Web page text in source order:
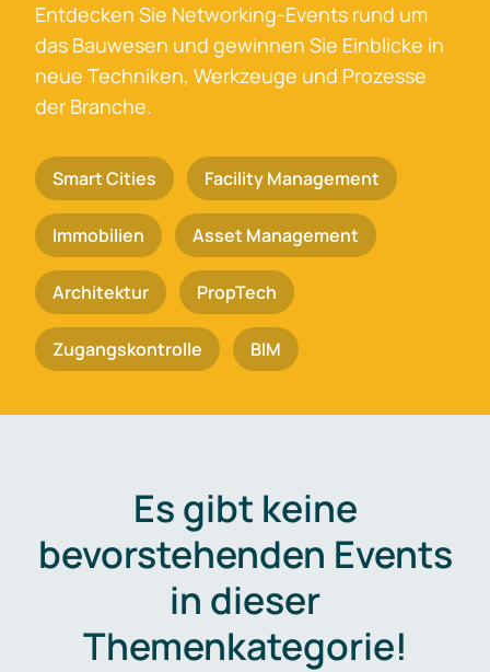
Entdecken Sie Networking-Events rund um
das Bauwesen und gewinnen Sie Einblicke in
neue Techniken, Werkzeuge und Prozesse
der Branche.
Smart Cities Facility Management
Immobilien Asset Management
Architektur PropTech
Zugangskontrolle BIM
Es gibt keine
bevorstehenden Events
in dieser
Themenkategorie!